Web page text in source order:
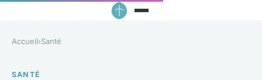
Accueil›Santé
SANTÉ